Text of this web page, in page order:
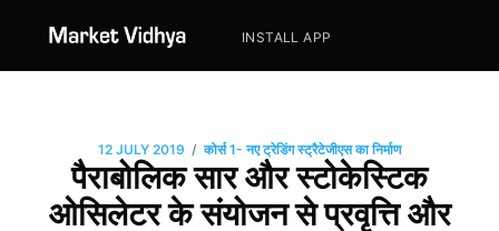
INSTALL APP
12 JULY 2019 / कोर्स 1- नए ट्रेडिंग स्ट्रैटेजीएस का निर्माण
पैराबोलिक सार और स्टोकेस्टिक
ओसिलेटर के संयोजन से प्रवृत्ति और